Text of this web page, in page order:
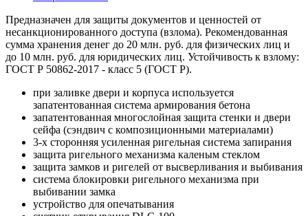
Предназначен для защиты документов и ценностей от
несанкционированного доступа (взлома). Рекомендованная
сумма хранения денег до 20 млн. руб. для физических лиц и
до 10 млн. руб. для юридических лиц. Устойчивость к взлому:
ГОСТ Р 50862-2017 - класс 5 (ГОСТ Р).
при заливке двери и корпуса используется
запатентованная система армирования бетона
запатентованная многослойная защита стенки и двери
сейфа (сэндвич с композиционными материалами)
3-х сторонняя усиленная ригельная система запирания
защита ригельного механизма каленым стеклом
защита замков и ригелей от высверливания и выбивания
система блокировки ригельного механизма при
выбивании замка
устройство для опечатывания